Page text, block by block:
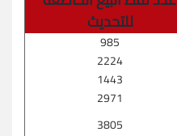
للتحديث
985
2224
1443
2971
3805